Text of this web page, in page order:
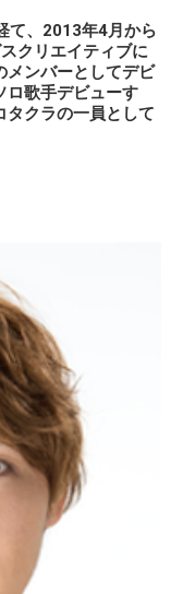
て、2013年4月から
クリエイティブに
メンバーとしてデビ
ロ歌手デビューす
クラの一員として